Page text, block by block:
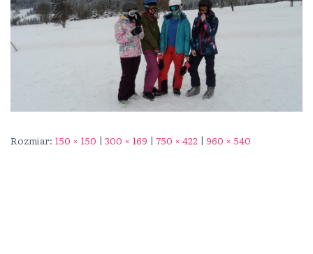
Rozmiar: 150 × 150 | 300 × 169 | 750 × 422 | 960 × 540